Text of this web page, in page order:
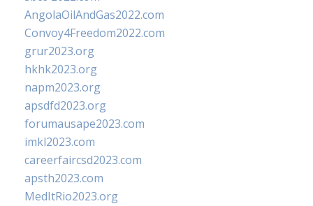
AngolaOilAndGas2022.com
Convoy4Freedom2022.com
grur2023.org
hkhk2023.org
napm2023.org
apsdfd2023.org
forumausape2023.com
imkl2023.com
careerfaircsd2023.com
apsth2023.com
MedItRio2023.org